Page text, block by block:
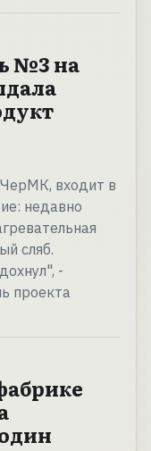
№3 на
входит в
недавно
сляб.
-
проекта